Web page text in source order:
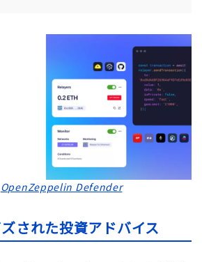
OpenZeppelin Defender
された投資アドバイス